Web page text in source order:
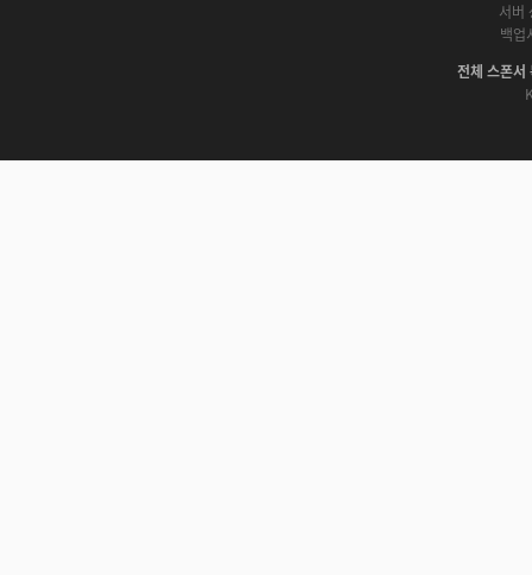
서버
백업
전체 스폰서